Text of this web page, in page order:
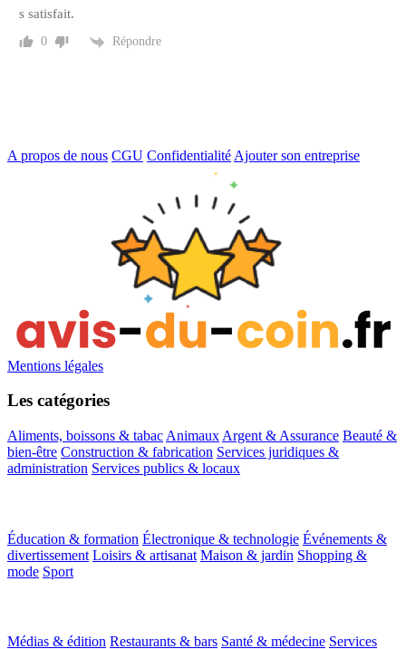
s satisfait.
0 Répondre
A propos de nous CGU Confidentialité Ajouter son entreprise
Mentions légales
Les catégories
Aliments, boissons & tabac Animaux Argent & Assurance Beauté &
bien-être Construction & fabrication Services juridiques &
administration Services publics & locaux
Éducation & formation Électronique & technologie Événements &
divertissement Loisirs & artisanat Maison & jardin Shopping &
mode Sport
Médias & édition Restaurants & bars Santé & médecine Services